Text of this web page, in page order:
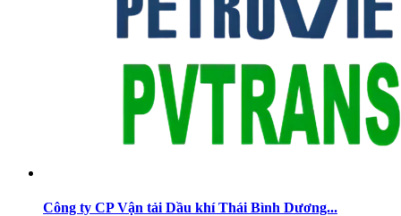
Công ty CP Vận tải Dầu khí Thái Bình Dương...